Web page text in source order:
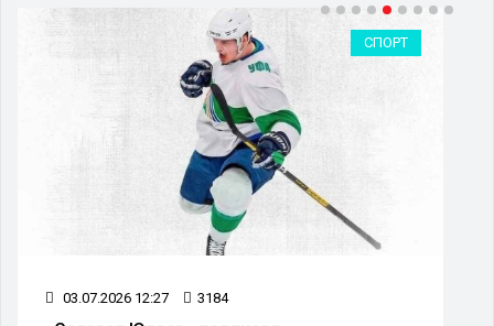
ОБЩЕСТВО
21.07.2026 11:28 3077